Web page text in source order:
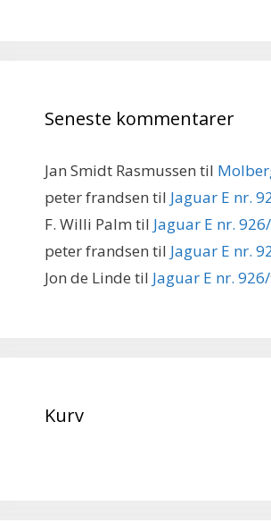
Seneste kommentarer
Jan Smidt Rasmussen til
peter frandsen til Jaguar E nr.
F. Willi Palm til Jaguar E nr.
peter frandsen til Jaguar E nr.
Jon de Linde til Jaguar E nr.
Kurv